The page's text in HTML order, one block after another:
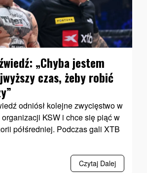
„Chyba jestem
czas, żeby robić
odniósł kolejne zwycięstwo w
organizacji KSW i chce się piąć w
półśredniej. Podczas gali XTB
Czytaj Dalej